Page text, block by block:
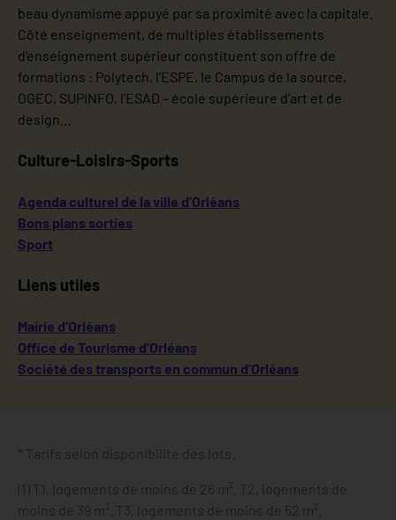
beau dynamisme appuyé par sa proximité avec la capitale.
Côté enseignement, de multiples établissements
d’enseignement supérieur constituent son offre de
formations : Polytech, l’ESPE, le Campus de la source,
OGEC, SUPINFO, l’ESAD – école supérieure d’art et de
design…
Culture-Loisirs-Sports
Agenda culturel de la ville d’Orléans
Bons plans sorties
Sport
Liens utiles
Mairie d’Orléans
Office de Tourisme d’Orléans
Société des transports en commun d’Orléans
* Tarifs selon disponibilité des lots.
(1) T1, logements de moins de 26 m². T2, logements de
moins de 39 m². T3, logements de moins de 52 m².